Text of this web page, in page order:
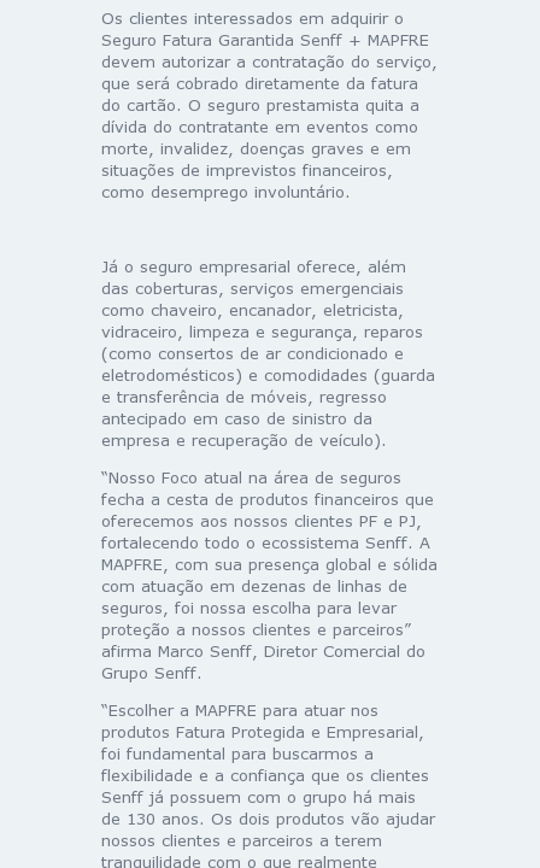
Os clientes interessados em adquirir o
Seguro Fatura Garantida Senff + MAPFRE
devem autorizar a contratação do serviço,
que será cobrado diretamente da fatura
do cartão. O seguro prestamista quita a
dívida do contratante em eventos como
morte, invalidez, doenças graves e em
situações de imprevistos financeiros,
como desemprego involuntário.
Já o seguro empresarial oferece, além
das coberturas, serviços emergenciais
como chaveiro, encanador, eletricista,
vidraceiro, limpeza e segurança, reparos
(como consertos de ar condicionado e
eletrodomésticos) e comodidades (guarda
e transferência de móveis, regresso
antecipado em caso de sinistro da
empresa e recuperação de veículo).
“Nosso Foco atual na área de seguros
fecha a cesta de produtos financeiros que
oferecemos aos nossos clientes PF e PJ,
fortalecendo todo o ecossistema Senff. A
MAPFRE, com sua presença global e sólida
com atuação em dezenas de linhas de
seguros, foi nossa escolha para levar
proteção a nossos clientes e parceiros”
afirma Marco Senff, Diretor Comercial do
Grupo Senff.
“Escolher a MAPFRE para atuar nos
produtos Fatura Protegida e Empresarial,
foi fundamental para buscarmos a
flexibilidade e a confiança que os clientes
Senff já possuem com o grupo há mais
de 130 anos. Os dois produtos vão ajudar
nossos clientes e parceiros a terem
tranquilidade com o que realmente